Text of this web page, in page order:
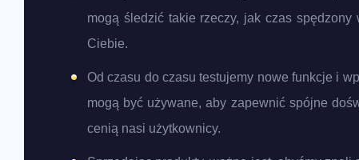
mogą śledzić takie rzeczy, jak czas
Ciebie.
Od czasu do czasu testujemy nowe funkcje i
mogą być używane, aby zapewnić spójne
cenią nasi użytkownicy.